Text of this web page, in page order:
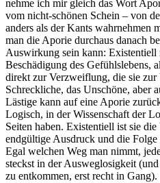
nehme ich mir gleich das Wort
vom nicht-schönen Schein – von
anders als der Kants wahrnehmen
man die Aporie durchaus danach
Auswirkung sein kann:
Beschädigung des Gefühlslebens,
direkt zur Verzweiflung, die sie zur
Schreckliche, das Unschöne, aber
Lästige kann auf eine Aporie
Logisch, in der Wissenschaft der
Seiten haben. Existentiell ist sie
endgültige Ausdruck und die Folge
Egal welchen Weg man nimmt,
steckst in der Ausweglosigkeit
zu entkommen, erst recht in Gang).